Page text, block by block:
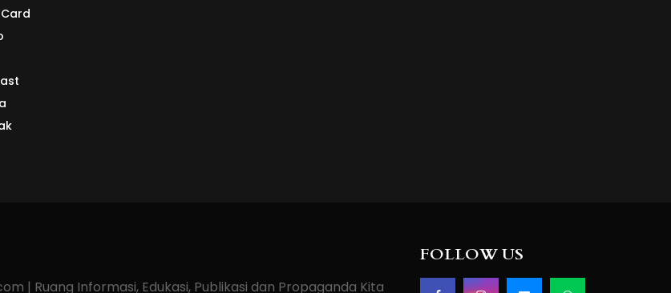
| Ruang Informasi, Edukasi, Publikasi dan Propaganda Kita
FOLLOW US